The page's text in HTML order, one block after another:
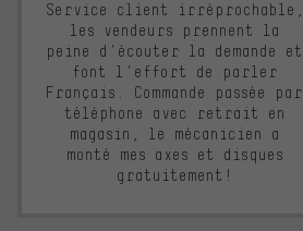
Service client irréprochable,
les vendeurs prennent la
peine d'écouter la demande et
font l'effort de parler
Français. Commande passée par
téléphone avec retrait en
magasin, le mécanicien a
monté mes axes et disques
gratuitement!